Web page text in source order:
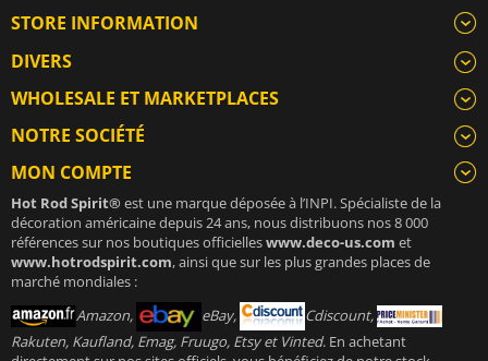
STORE INFORMATION
DIVERS
WHOLESALE ET MARKETPLACES
NOTRE SOCIÉTÉ
MON COMPTE
Hot Rod Spirit®est une marque déposée à l’INPI. Spécialiste de la
décoration américaine depuis 24 ans, nous distribuons nos 8 000
références sur nos boutiques officielleswww.deco-us.com et
www.hotrodspirit.com, ainsi que sur les plus grandes places de
marché mondiales :
Amazon,
eBay,
Cdiscount,
Rakuten, Kaufland, Emag, Fruugo, Etsy et Vinted. En achetant